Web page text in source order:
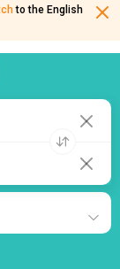
to the English